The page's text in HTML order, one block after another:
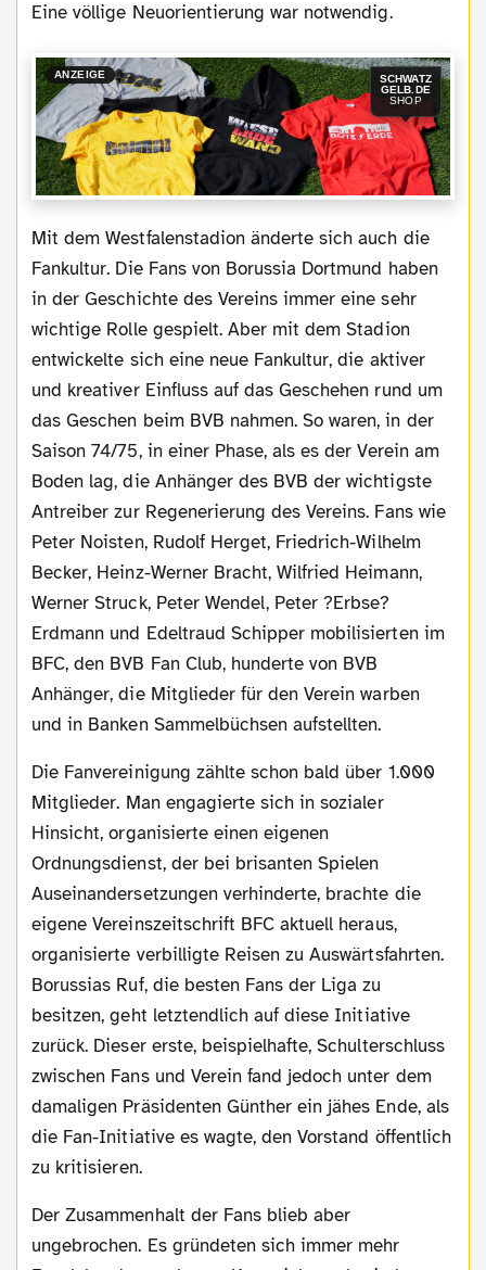
Eine völlige Neuorientierung war notwendig.
ANZEIGE
SCHWATZ
GELB.DE
SHOP
Mit dem Westfalenstadion änderte sich auch die
Fankultur. Die Fans von Borussia Dortmund haben
in der Geschichte des Vereins immer eine sehr
wichtige Rolle gespielt. Aber mit dem Stadion
entwickelte sich eine neue Fankultur, die aktiver
und kreativer Einfluss auf das Geschehen rund um
das Geschen beim BVB nahmen. So waren, in der
Saison 74/75, in einer Phase, als es der Verein am
Boden lag, die Anhänger des BVB der wichtigste
Antreiber zur Regenerierung des Vereins. Fans wie
Peter Noisten, Rudolf Herget, Friedrich-Wilhelm
Becker, Heinz-Werner Bracht, Wilfried Heimann,
Werner Struck, Peter Wendel, Peter ?Erbse?
Erdmann und Edeltraud Schipper mobilisierten im
BFC, den BVB Fan Club, hunderte von BVB
Anhänger, die Mitglieder für den Verein warben
und in Banken Sammelbüchsen aufstellten.
Die Fanvereinigung zählte schon bald über 1.000
Mitglieder. Man engagierte sich in sozialer
Hinsicht, organisierte einen eigenen
Ordnungsdienst, der bei brisanten Spielen
Auseinandersetzungen verhinderte, brachte die
eigene Vereinszeitschrift BFC aktuell heraus,
organisierte verbilligte Reisen zu Auswärtsfahrten.
Borussias Ruf, die besten Fans der Liga zu
besitzen, geht letztendlich auf diese Initiative
zurück. Dieser erste, beispielhafte, Schulterschluss
zwischen Fans und Verein fand jedoch unter dem
damaligen Präsidenten Günther ein jähes Ende, als
die Fan-Initiative es wagte, den Vorstand öffentlich
zu kritisieren.
Der Zusammenhalt der Fans blieb aber
ungebrochen. Es gründeten sich immer mehr